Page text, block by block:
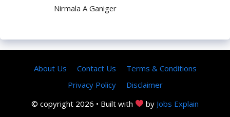
Nirmala A Ganiger
About Us Contact Us
Terms & Conditions
Privacy Policy
Disclaimer
© copyright 2026 • Built with
by Jobs Explain